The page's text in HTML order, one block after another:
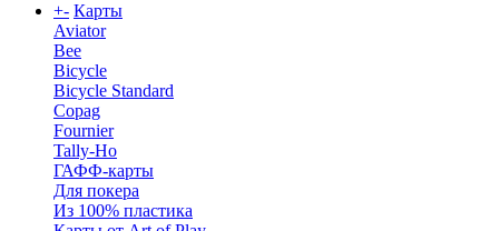
+- Карты
Aviator
Bee
Bicycle
Bicycle Standard
Copag
Fournier
Tally-Ho
ГАФФ-карты
Для покера
Из 100% пластика